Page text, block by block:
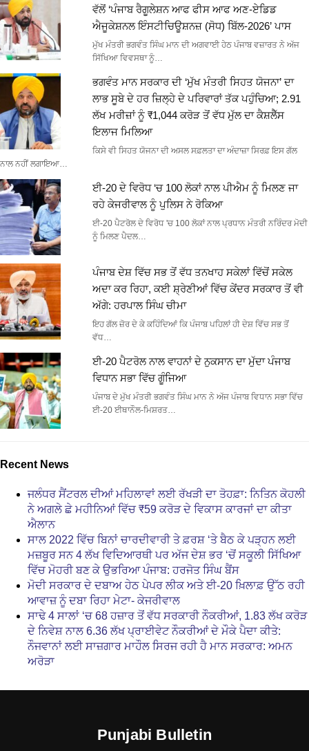
ਵੱਲੋਂ ‘ਪੰਜਾਬ ਰੈਗੂਲੇਸ਼ਨ ਆਫ ਫੀਸ ਆਫ ਅਣ-ਏਡਿਡ
ਐਜੂਕੇਸ਼ਨਲ ਇੰਸਟੀਚਿਊਸ਼ਨਜ਼ (ਸੋਧ) ਬਿੱਲ-2026’ ਪਾਸ
ਮੁੱਖ ਮੰਤਰੀ ਭਗਵੰਤ ਸਿੰਘ ਮਾਨ ਦੀ ਅਗਵਾਈ ਹੇਠ ਪੰਜਾਬ ਵਜ਼ਾਰਤ ਨੇ ਅੱਜ
ਸਿੱਖਿਆ ਵਿਵਸਥਾ ਨੂੰ…
ਭਗਵੰਤ ਮਾਨ ਸਰਕਾਰ ਦੀ ‘ਮੁੱਖ ਮੰਤਰੀ ਸਿਹਤ ਯੋਜਨਾ’ ਦਾ
ਲਾਭ ਸੂਬੇ ਦੇ ਹਰ ਜ਼ਿਲ੍ਹੇ ਦੇ ਪਰਿਵਾਰਾਂ ਤੱਕ ਪਹੁੰਚਿਆ; 2.91
ਲੱਖ ਮਰੀਜ਼ਾਂ ਨੂੰ ₹1,044 ਕਰੋੜ ਤੋਂ ਵੱਧ ਮੁੱਲ ਦਾ ਕੈਸ਼ਲੈੱਸ
ਇਲਾਜ ਮਿਲਿਆ
ਕਿਸੇ ਵੀ ਸਿਹਤ ਯੋਜਨਾ ਦੀ ਅਸਲ ਸਫ਼ਲਤਾ ਦਾ ਅੰਦਾਜ਼ਾ ਸਿਰਫ਼ ਇਸ ਗੱਲ
ਨਾਲ ਨਹੀਂ ਲਗਾਇਆ…
ਈ-20 ਦੇ ਵਿਰੋਧ ‘ਚ 100 ਲੋਕਾਂ ਨਾਲ ਪੀਐਮ ਨੂੰ ਮਿਲਣ ਜਾ
ਰਹੇ ਕੇਜਰੀਵਾਲ ਨੂੰ ਪੁਲਿਸ ਨੇ ਰੋਕਿਆ
ਈ-20 ਪੈਟਰੋਲ ਦੇ ਵਿਰੋਧ 'ਚ 100 ਲੋਕਾਂ ਨਾਲ ਪ੍ਰਧਾਨ ਮੰਤਰੀ ਨਰਿੰਦਰ ਮੋਦੀ
ਨੂੰ ਮਿਲਣ ਪੈਦਲ…
ਪੰਜਾਬ ਦੇਸ਼ ਵਿੱਚ ਸਭ ਤੋਂ ਵੱਧ ਤਨਖਾਹ ਸਕੇਲਾਂ ਵਿੱਚੋਂ ਸਕੇਲ
ਅਦਾ ਕਰ ਰਿਹਾ, ਕਈ ਸ਼੍ਰੇਣੀਆਂ ਵਿੱਚ ਕੇਂਦਰ ਸਰਕਾਰ ਤੋਂ ਵੀ
ਅੱਗੇ: ਹਰਪਾਲ ਸਿੰਘ ਚੀਮਾ
ਇਹ ਗੱਲ ਜ਼ੋਰ ਦੇ ਕੇ ਕਹਿੰਦਿਆਂ ਕਿ ਪੰਜਾਬ ਪਹਿਲਾਂ ਹੀ ਦੇਸ਼ ਵਿੱਚ ਸਭ ਤੋਂ
ਵੱਧ…
ਈ-20 ਪੈਟਰੋਲ ਨਾਲ ਵਾਹਨਾਂ ਦੇ ਨੁਕਸਾਨ ਦਾ ਮੁੱਦਾ ਪੰਜਾਬ
ਵਿਧਾਨ ਸਭਾ ਵਿੱਚ ਗੂੰਜਿਆ
ਪੰਜਾਬ ਦੇ ਮੁੱਖ ਮੰਤਰੀ ਭਗਵੰਤ ਸਿੰਘ ਮਾਨ ਨੇ ਅੱਜ ਪੰਜਾਬ ਵਿਧਾਨ ਸਭਾ ਵਿੱਚ
ਈ-20 ਈਥਾਨੌਲ-ਮਿਸ਼ਰਤ…
Recent News
ਜਲੰਧਰ ਸੈਂਟਰਲ ਦੀਆਂ ਮਹਿਲਾਵਾਂ ਲਈ ਰੱਖੜੀ ਦਾ ਤੋਹਫ਼ਾ: ਨਿਤਿਨ ਕੋਹਲੀ
ਨੇ ਅਗਲੇ ਛੇ ਮਹੀਨਿਆਂ ਵਿੱਚ ₹59 ਕਰੋੜ ਦੇ ਵਿਕਾਸ ਕਾਰਜਾਂ ਦਾ ਕੀਤਾ
ਐਲਾਨ
ਸਾਲ 2022 ਵਿੱਚ ਬਿਨਾਂ ਚਾਰਦੀਵਾਰੀ ਤੇ ਫ਼ਰਸ਼ ‘ਤੇ ਬੈਠ ਕੇ ਪੜ੍ਹਨ ਲਈ
ਮਜ਼ਬੂਰ ਸਨ 4 ਲੱਖ ਵਿਦਿਆਰਥੀ ਪਰ ਅੱਜ ਦੇਸ਼ ਭਰ ‘ਚੋਂ ਸਕੂਲੀ ਸਿੱਖਿਆ
ਵਿੱਚ ਮੋਹਰੀ ਬਣ ਕੇ ਉਭਰਿਆ ਪੰਜਾਬ: ਹਰਜੋਤ ਸਿੰਘ ਬੈਂਸ
ਮੋਦੀ ਸਰਕਾਰ ਦੇ ਦਬਾਅ ਹੇਠ ਪੇਪਰ ਲੀਕ ਅਤੇ ਈ-20 ਖ਼ਿਲਾਫ਼ ਉੱਠ ਰਹੀ
ਆਵਾਜ਼ ਨੂੰ ਦਬਾ ਰਿਹਾ ਮੇਟਾ- ਕੇਜਰੀਵਾਲ
ਸਾਢੇ 4 ਸਾਲਾਂ ‘ਚ 68 ਹਜ਼ਾਰ ਤੋਂ ਵੱਧ ਸਰਕਾਰੀ ਨੌਕਰੀਆਂ, 1.83 ਲੱਖ ਕਰੋੜ
ਦੇ ਨਿਵੇਸ਼ ਨਾਲ 6.36 ਲੱਖ ਪ੍ਰਾਈਵੇਟ ਨੌਕਰੀਆਂ ਦੇ ਮੌਕੇ ਪੈਦਾ ਕੀਤੇ:
ਨੌਜਵਾਨਾਂ ਲਈ ਸਾਜ਼ਗਾਰ ਮਾਹੌਲ ਸਿਰਜ ਰਹੀ ਹੈ ਮਾਨ ਸਰਕਾਰ: ਅਮਨ
ਅਰੋੜਾ
Punjabi Bulletin